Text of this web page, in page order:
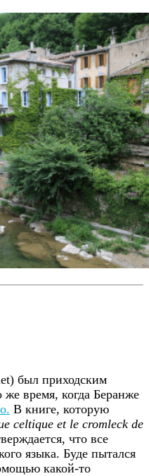
был приходским
время, когда Беранже
В книге, которую
celtique et le cromleck de
что все
языка. Буде пытался
какой-то